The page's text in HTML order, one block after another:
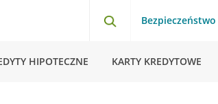
Bezpieczeństwo
HIPOTECZNE KARTY KREDYTOWE